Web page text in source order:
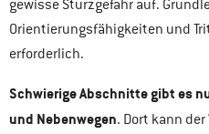
gewisse Sturzgefahr auf.
Orientierungsfähigkeiten und
erforderlich.
Schwierige Abschnitte gibt es
und Nebenwegen. Dort kann